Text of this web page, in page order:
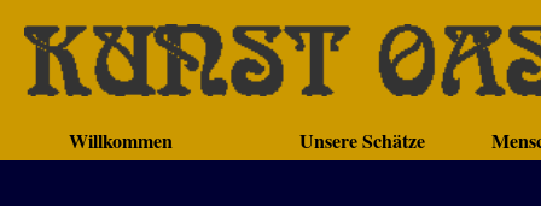
Willkommen Unsere Schätze